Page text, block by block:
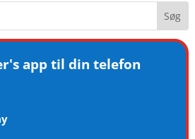
app til din telefon